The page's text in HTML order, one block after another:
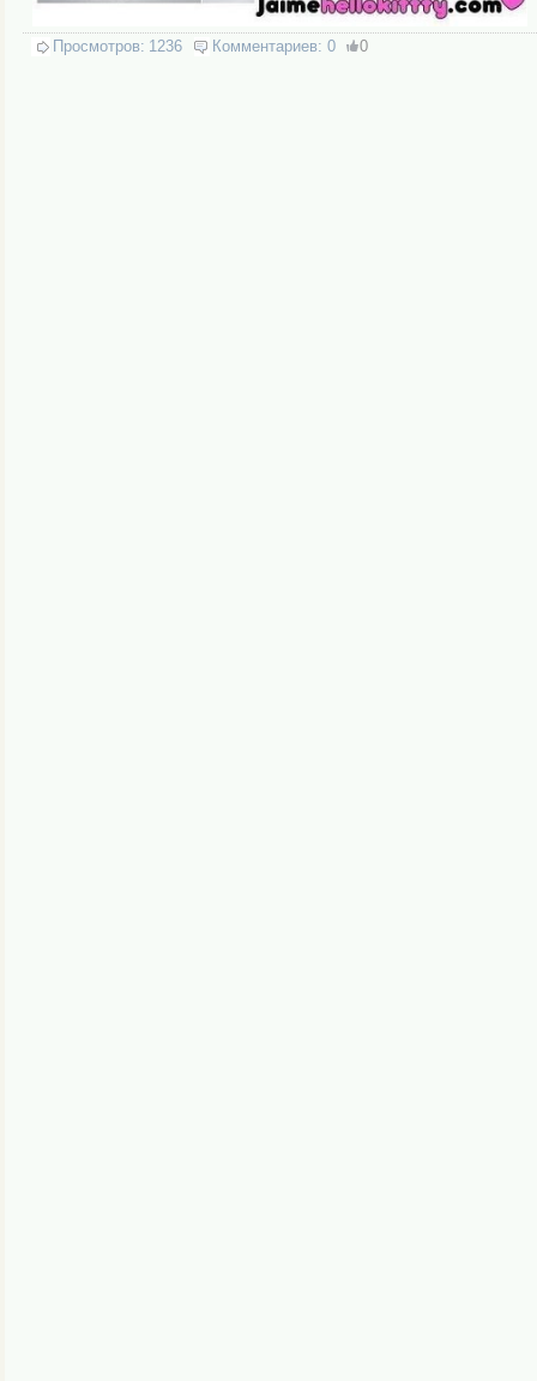
Просмотров: 1236 Комментариев: 0 0